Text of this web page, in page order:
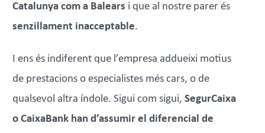
Catalunya com a Balears i que al nostre parer és
senzillament inacceptable.
I ens és indiferent que l’empresa addueixi motius
de prestacions o especialistes més cars, o de
qualsevol altra índole. Sigui com sigui,SegurCaixa
o CaixaBank han d’assumir el diferencial de